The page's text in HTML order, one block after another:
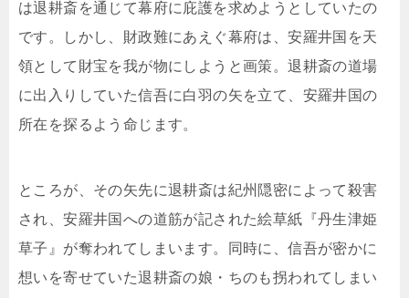
は退耕斎を通じて幕府に庇護を求めようとしていたの
です。しかし、財政難にあえぐ幕府は、安羅井国を天
領として財宝を我が物にしようと画策。退耕斎の道場
に出入りしていた信吾に白羽の矢を立て、安羅井国の
所在を探るよう命じます。
ところが、その矢先に退耕斎は紀州隠密によって殺害
され、安羅井国への道筋が記された絵草紙『丹生津姫
草子』が奪われてしまいます。同時に、信吾が密かに
想いを寄せていた退耕斎の娘・ちのも拐われてしまい